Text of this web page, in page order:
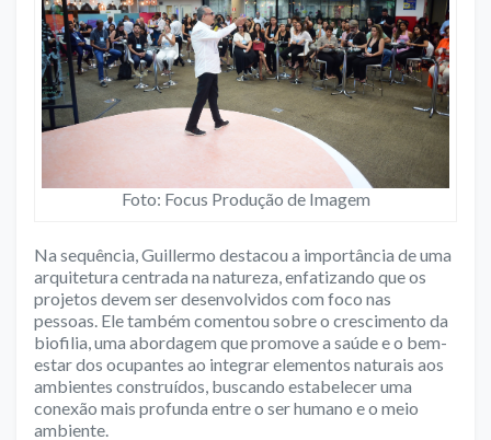
Foto: Focus Produção de Imagem
Na sequência, Guillermo destacou a importância de uma
arquitetura centrada na natureza, enfatizando que os
projetos devem ser desenvolvidos com foco nas
pessoas. Ele também comentou sobre o crescimento da
biofilia, uma abordagem que promove a saúde e o bem-
estar dos ocupantes ao integrar elementos naturais aos
ambientes construídos, buscando estabelecer uma
conexão mais profunda entre o ser humano e o meio
ambiente.